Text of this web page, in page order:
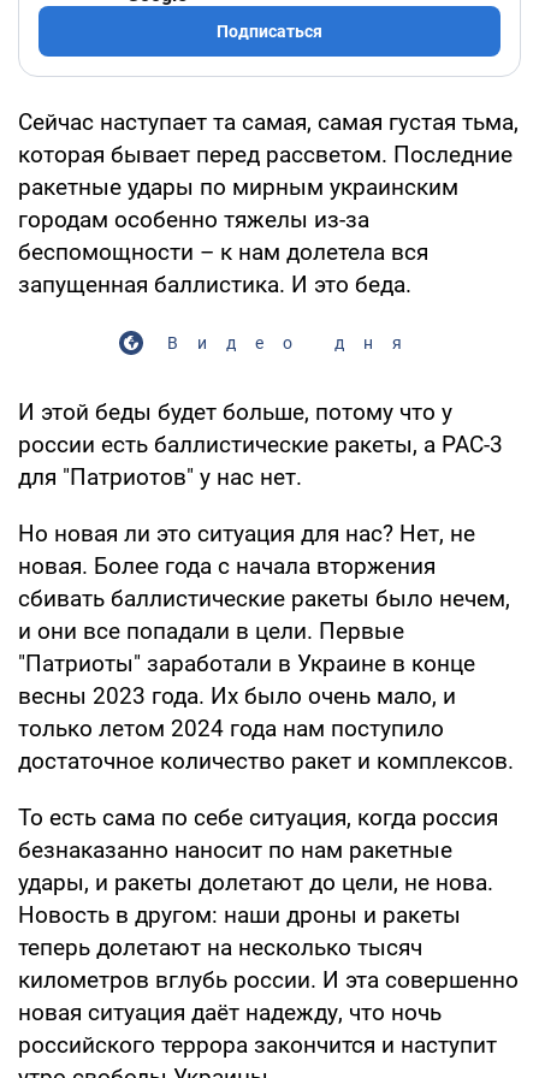
Подписаться
Сейчас наступает та самая, самая густая тьма,
которая бывает перед рассветом. Последние
ракетные удары по мирным украинским
городам особенно тяжелы из-за
беспомощности – к нам долетела вся
запущенная баллистика. И это беда.
Видео дня
И этой беды будет больше, потому что у
россии есть баллистические ракеты, а PAC-3
для "Патриотов" у нас нет.
Но новая ли это ситуация для нас? Нет, не
новая. Более года с начала вторжения
сбивать баллистические ракеты было нечем,
и они все попадали в цели. Первые
"Патриоты" заработали в Украине в конце
весны 2023 года. Их было очень мало, и
только летом 2024 года нам поступило
достаточное количество ракет и комплексов.
То есть сама по себе ситуация, когда россия
безнаказанно наносит по нам ракетные
удары, и ракеты долетают до цели, не нова.
Новость в другом: наши дроны и ракеты
теперь долетают на несколько тысяч
километров вглубь россии. И эта совершенно
новая ситуация даёт надежду, что ночь
российского террора закончится и наступит